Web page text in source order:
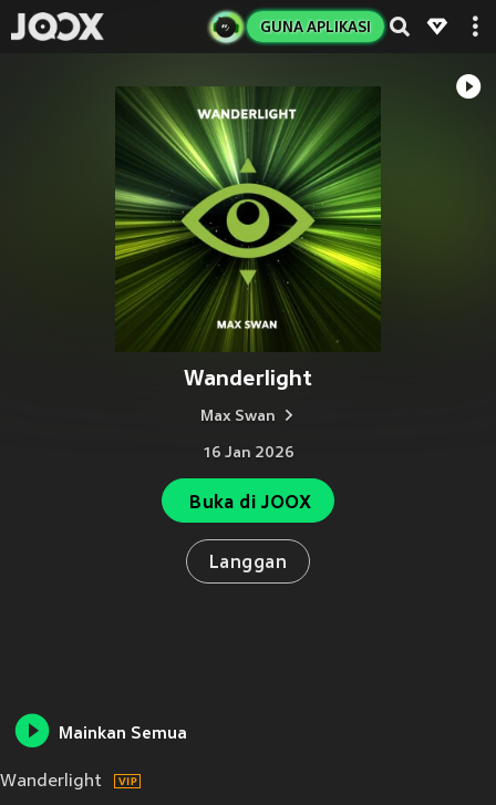
GUNA APLIKASI
Wanderlight
Max Swan
16 Jan 2026
Buka di JOOX
Langgan
Mainkan Semua
Wanderlight